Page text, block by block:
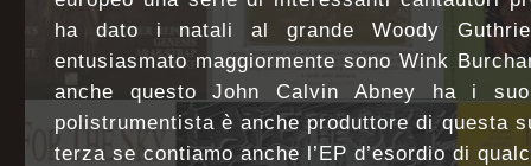
ha dato i natali al grande Woody
entusiasmato maggiormente sono Wink
anche questo John Calvin Abney ha i
polistrumentista è anche produttore di questa
terza se contiamo anche l’EP d’esordio di